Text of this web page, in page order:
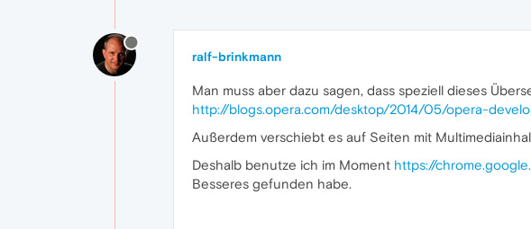
ralf-brinkmann
Man muss aber dazu sagen, dass speziell dieses
http://blogs.opera.com/desktop/2014/05/opera-
Außerdem verschiebt es auf Seiten mit
Deshalb benutze ich im Moment https://
Besseres gefunden habe.